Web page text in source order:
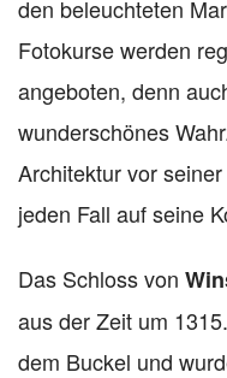
den beleuchteten
Fotokurse werden
angeboten, denn
wunderschönes
Architektur vor
jeden Fall auf seine
Das Schloss von
aus der Zeit um
dem Buckel und